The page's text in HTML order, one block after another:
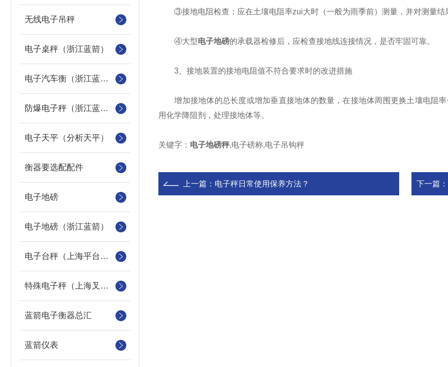
无线电子吊秤
电子桌秤（浙江蓝箭）
电子汽车衡（浙江蓝箭汽车衡）
防爆电子秤（浙江蓝箭防爆秤）
电子天平（分析天平）
衡器要选配配件
电子地磅
电子地磅（浙江蓝箭）
电子台秤（上海平台称）
特殊电子秤（上海叉车秤）
蓝箭电子衡器总汇
蓝箭仪表
③接地电阻检查：应在土壤电阻率zui大时（一般为雨季前）测量，并对测量结
④大型电子地磅的承载器检修后，应检查接地线连接情况，是否牢固可靠。
3、接地装置的接地电阻值不符合要求时的改进措施
增加接地体的总长度或增加垂直接地体的数量，在接地体周围更换土壤电阻
用化学降阻剂，处理接地体等。
关键字： 电子地磅秤,电子磅称,电子吊钩秤
上一篇： 电子秤日常使用保养方法？ 下一篇：